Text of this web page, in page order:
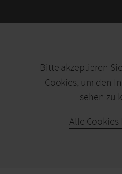
Bitte akzeptieren
Cookies, um den
sehen zu
Alle Cookies